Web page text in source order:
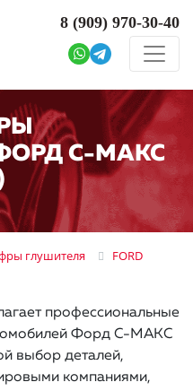
8 (909) 970-30-40
С-МАКС
глушителя
FORD
профессиональные
Форд С-МАКС
выбор деталей,
компаниями,